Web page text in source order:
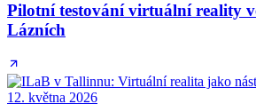
Pilotní testování virtuální reality
Lázních
12. května 2026